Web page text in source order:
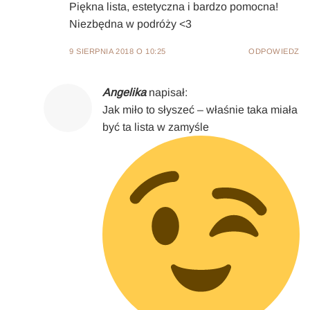
Piękna lista, estetyczna i bardzo pomocna!
Niezbędna w podróży <3
9 SIERPNIA 2018 O 10:25 ODPOWIEDZ
Angelika napisał:
Jak miło to słyszeć – właśnie taka miała
być ta lista w zamyśle